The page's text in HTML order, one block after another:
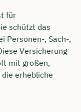
für
schützt das
Personen-, Sach-,
Versicherung
mit großen,
erhebliche